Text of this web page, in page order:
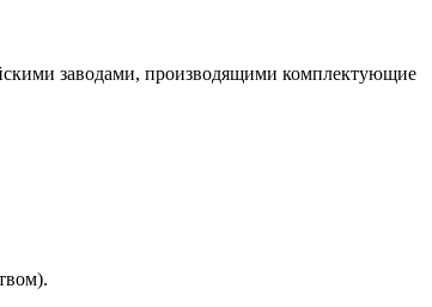
заводами, производящими комплектующие